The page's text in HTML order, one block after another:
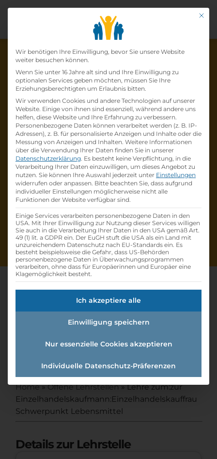
Die Lehrstelle wurde schon
besetzt!
Die LehrstelleLehre zum:zur
Einzelhandelskaufmann:Einzelhandelskauffr
au Schwerpunkt LebensmittelbeiBILLA AG
ist schonbesetzt.
Firmenprofil besuchen
Andere Lehrstelle suchen
Lehre Zum:zur
Einzelhandelskaufmann:einzel
handelskauffrau
Schwerpunkt Lebensmittel
Home»Offene Lehrstellen»Lehre zum:zur
Einzelhandelskaufmann:Einzelhandelskauffrau
Schwerpunkt Lebensmittel
Details zur Lehrstelle
Mit
Datenschutz-
Wir benötigen Ihre Einwilligung, bevor Sie unsere Website
weiter besuchen können.
Wenn Sie unter 16 Jahre alt sind und Ihre Einwilligung zu
optionalen Services geben möchten, müssen Sie Ihre
Erziehungsberechtigten um Erlaubnis bitten.
Wir verwenden Cookies und andere Technologien auf unserer
Website. Einige von ihnen sind essenziell, während andere uns
helfen, diese Website und Ihre Erfahrung zu verbessern.
Personenbezogene Daten können verarbeitet werden (z. B. IP-
Adressen), z. B. für personalisierte Anzeigen und Inhalte oder die
Messung von Anzeigen und Inhalten. Weitere Informationen
über die Verwendung Ihrer Daten finden Sie in unserer
Datenschutzerklärung. Es besteht keine Verpflichtung, in die
Verarbeitung Ihrer Daten einzuwilligen, um dieses Angebot zu
nutzen. Sie können Ihre Auswahl jederzeit unter Einstellungen
widerrufen oder anpassen. Bitte beachten Sie, dass aufgrund
individueller Einstellungen möglicherweise nicht alle
Funktionen der Website verfügbar sind.
Einige Services verarbeiten personenbezogene Daten in den
USA. Mit Ihrer Einwilligung zur Nutzung dieser Services willigen
Sie auch in die Verarbeitung Ihrer Daten in den USA gemäß Art.
49 (1) lit. a GDPR ein. Der EuGH stuft die USA als ein Land mit
unzureichendem Datenschutz nach EU-Standards ein. Es
besteht beispielsweise die Gefahr, dass US-Behörden
personenbezogene Daten in Überwachungsprogrammen
verarbeiten, ohne dass für Europäerinnen und Europäer eine
Klagemöglichkeit besteht.
Ich akzeptiere alle
Einwilligung speichern
Nur essenzielle Cookies akzeptieren
Individuelle Datenschutz-Präferenzen